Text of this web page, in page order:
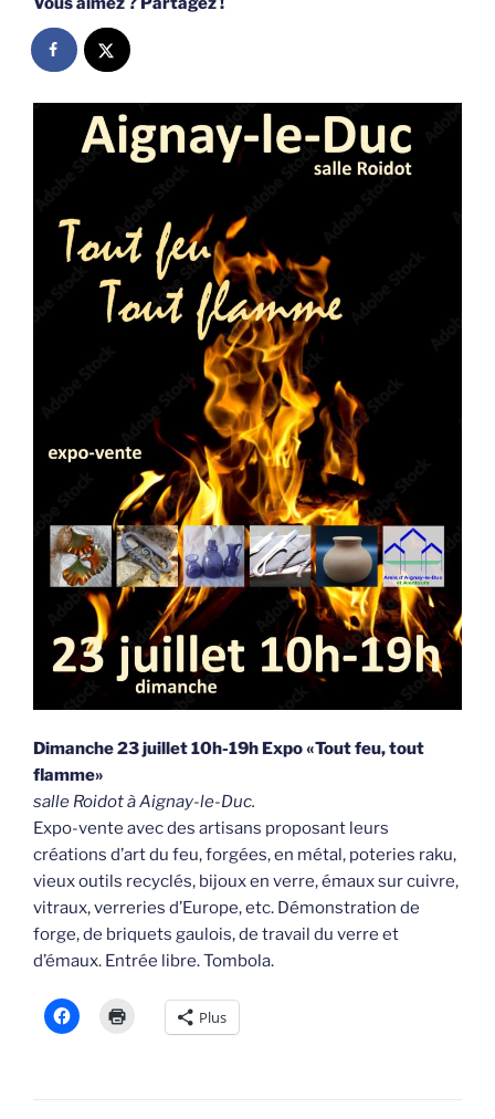
Dimanche 23 juillet 10h-19h Expo «Tout feu, tout
flamme»
salle Roidot à Aignay-le-Duc.
Expo-vente avec des artisans proposant leurs
créations d’art du feu, forgées, en métal, poteries raku,
vieux outils recyclés, bijoux en verre, émaux sur cuivre,
vitraux, verreries d’Europe, etc. Démonstration de
forge, de briquets gaulois, de travail du verre et
d’émaux. Entrée libre. Tombola.
Plus